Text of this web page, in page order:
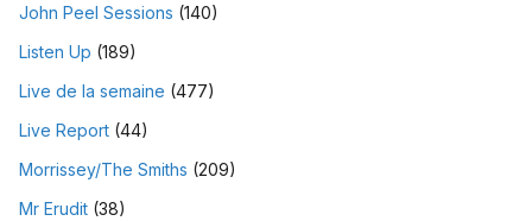
John Peel Sessions (140)
Listen Up (189)
Live de la semaine (477)
Live Report (44)
Morrissey/The Smiths (209)
Mr Erudit (38)